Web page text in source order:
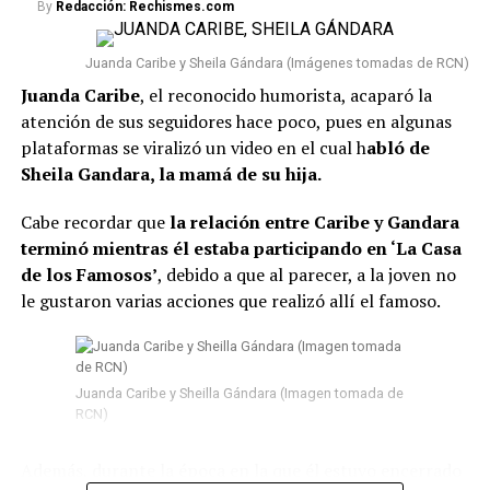
Lee también: “¿Qué le pasó en la cara?”:
Seguidores ante una nueva foto que se conoció de
Epa Colombia desde prisión
Conviene señalar queEpa Colombia no ha sido la
única que se vio involucrada en esta situación.Según
la información conocida, fueron en total 103 presos los
que fueron trasladados a diferentes prisiones. Además,
El Tiempo reveló que, entre estos, se encuentran
algunos “capos” que participaron en el denominado
‘tarimazo’ de Medellín.
#ATENTOS. Momento en el
que son trasladados 103
peligrosos reclusos desde
By Redacción: Rechismes.com
Juanda Caribe y Sheila Gándara (Imágenes tomadas de RCN)
Juanda Caribe, el reconocido humorista, acaparó la
atención de sus seguidores hace poco, pues en algunas
plataformas se viralizó un video en el cual habló de
Sheila Gandara, la mamá de su hija.
Cabe recordar que la relación entre Caribe y Gandara
terminó mientras él estaba participando en ‘La Casa
de los Famosos’, debido a que al parecer, a la joven no
le gustaron varias acciones que realizó allí el famoso.
Juanda Caribe y Sheilla Gándara (Imagen tomada de
RCN)